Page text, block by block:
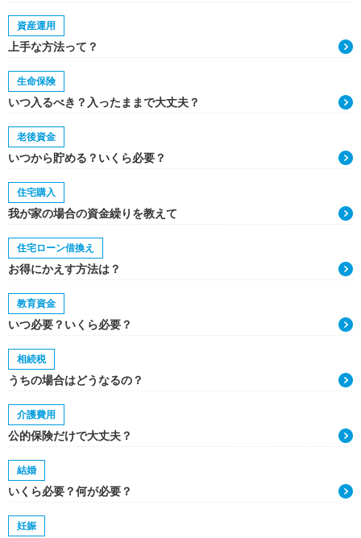
資産運用
上手な方法って？
生命保険
いつ入るべき？入ったままで大丈夫？
老後資金
いつから貯める？いくら必要？
住宅購入
我が家の場合の資金繰りを教えて
住宅ローン借換え
お得にかえす方法は？
教育資金
いつ必要？いくら必要？
相続税
うちの場合はどうなるの？
介護費用
公的保険だけで大丈夫？
結婚
いくら必要？何が必要？
妊娠